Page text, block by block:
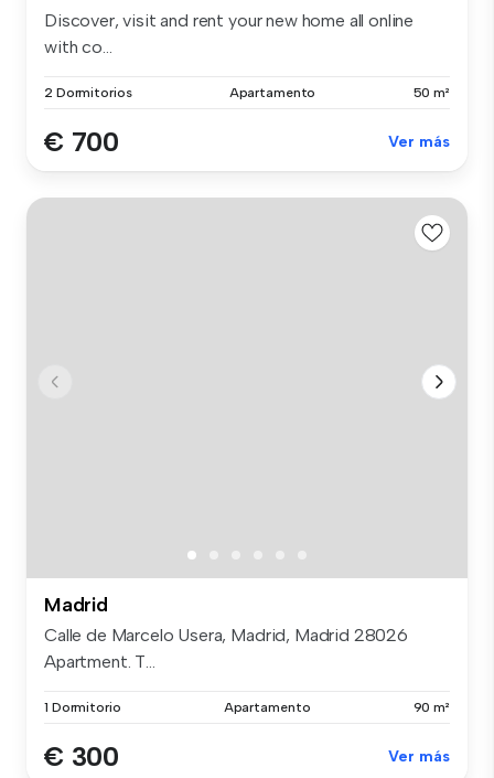
Discover, visit and rent your new home all online
with co...
2 Dormitorios Apartamento 50 m²
€ 700 Ver más
Madrid
Calle de Marcelo Usera, Madrid, Madrid 28026
Apartment. T...
1 Dormitorio Apartamento 90 m²
€ 300 Ver más